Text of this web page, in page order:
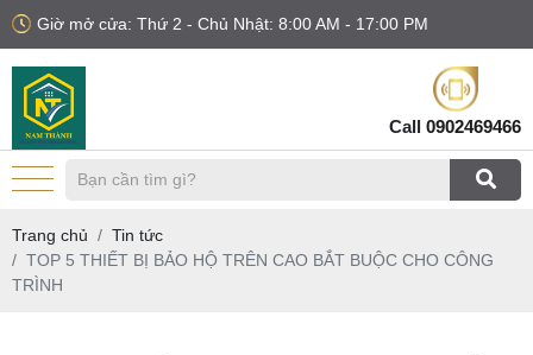
Giờ mở cửa: Thứ 2 - Chủ Nhật: 8:00 AM - 17:00 PM
Call 0902469466
Trang chủ
Tin tức
TOP 5 THIẾT BỊ BẢO HỘ TRÊN CAO BẮT BUỘC CHO CÔNG
TRÌNH